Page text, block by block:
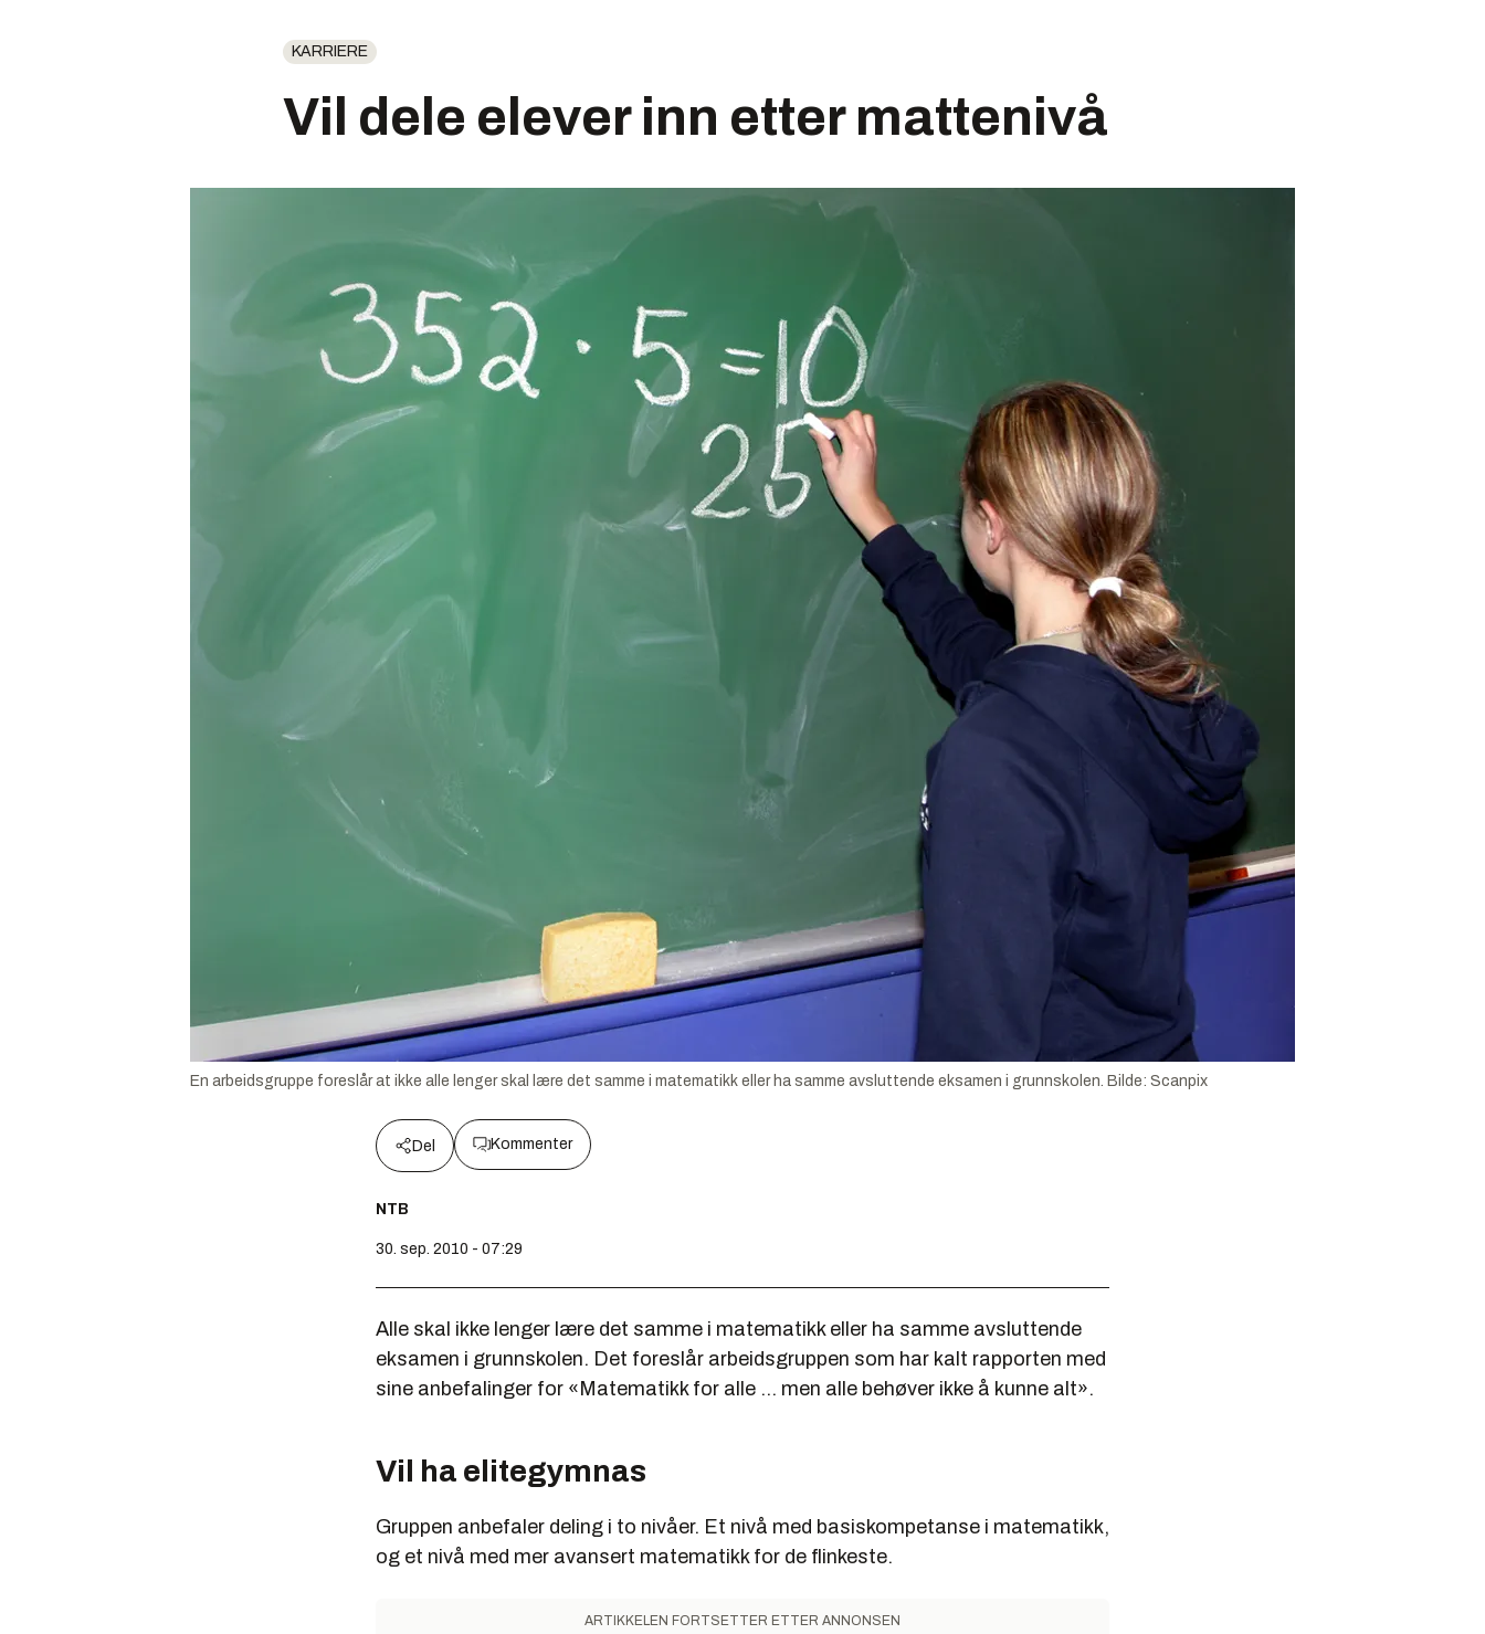
KARRIERE
Vil dele elever inn etter mattenivå
En arbeidsgruppe foreslår at ikke alle lenger skal lære det samme i matematikk eller ha samme avsluttende eksamen i grunnskolen. Bilde: Scanpix
Del Kommenter
NTB
30. sep. 2010 - 07:29
Alle skal ikke lenger lære det samme i matematikk eller ha samme avsluttende
eksamen i grunnskolen. Det foreslår arbeidsgruppen som har kalt rapporten med
sine anbefalinger for «Matematikk for alle ... men alle behøver ikke å kunne alt».
Vil ha elitegymnas
Gruppen anbefaler deling i to nivåer. Et nivå med basiskompetanse i matematikk,
og et nivå med mer avansert matematikk for de flinkeste.
ARTIKKELEN FORTSETTER ETTER ANNONSEN